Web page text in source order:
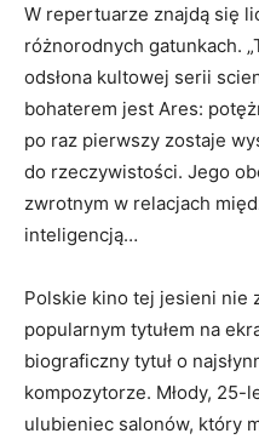
W repertuarze znajdą się
różnorodnych gatunkach.
odsłona kultowej serii
bohaterem jest Ares:
po raz pierwszy zostaje
do rzeczywistości. Jego
zwrotnym w relacjach
inteligencją…
Polskie kino tej jesieni nie
popularnym tytułem na
biograficzny tytuł o
kompozytorze. Młody,
ulubieniec salonów, który